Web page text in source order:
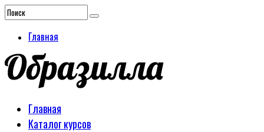
Главная
Главная
Каталог курсов